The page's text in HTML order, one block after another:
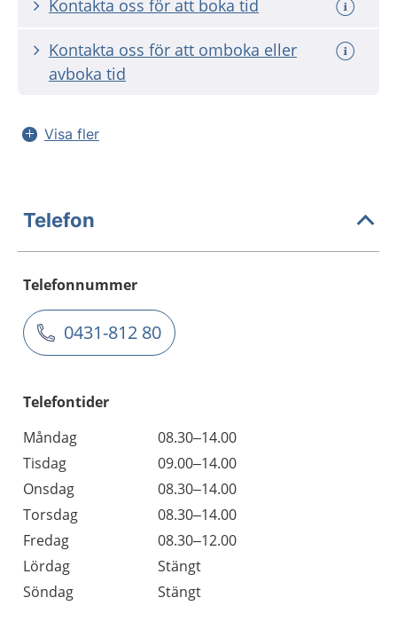
Kontakta oss för att boka tid
Kontakta oss för att omboka eller
avboka tid
Visa fler
Telefon
Telefonnummer
0431-812 80
Telefontider
Måndag
08.30–14.00
Tisdag
09.00–14.00
Onsdag
08.30–14.00
Torsdag
08.30–14.00
Fredag
08.30–12.00
Lördag
Stängt
Söndag
Stängt